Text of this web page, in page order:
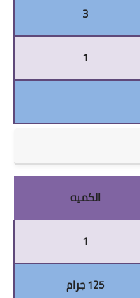
3
1
الكميه
1
125 جرام